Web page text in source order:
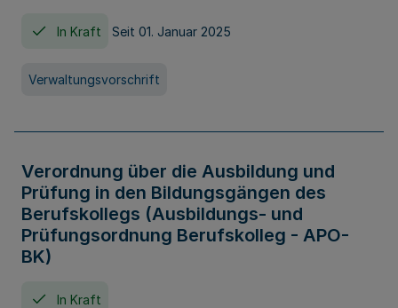
In Kraft Seit 01. Januar 2025
Verwaltungsvorschrift
Verordnung über die Ausbildung und
Prüfung in den Bildungsgängen des
Berufskollegs (Ausbildungs- und
Prüfungsordnung Berufskolleg - APO-
BK)
In Kraft